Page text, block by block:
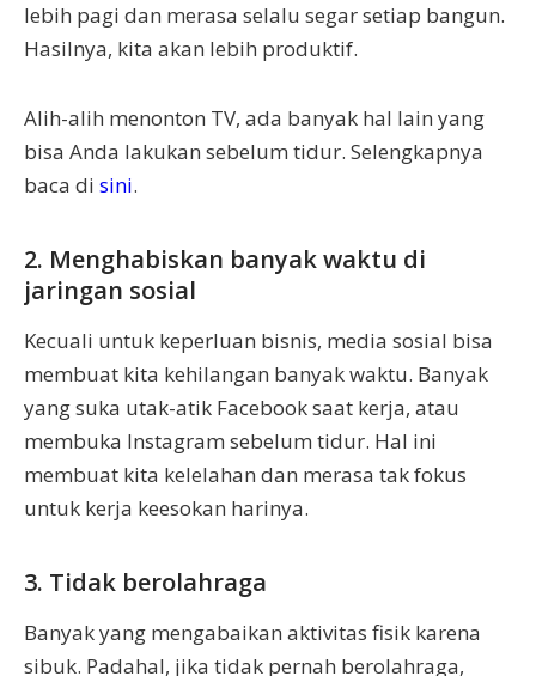
lebih pagi dan merasa selalu segar setiap bangun.
Hasilnya, kita akan lebih produktif.
Alih-alih menonton TV, ada banyak hal lain yang
bisa Anda lakukan sebelum tidur. Selengkapnya
baca di sini.
2. Menghabiskan banyak waktu di
jaringan sosial
Kecuali untuk keperluan bisnis, media sosial bisa
membuat kita kehilangan banyak waktu. Banyak
yang suka utak-atik Facebook saat kerja, atau
membuka Instagram sebelum tidur. Hal ini
membuat kita kelelahan dan merasa tak fokus
untuk kerja keesokan harinya.
3. Tidak berolahraga
Banyak yang mengabaikan aktivitas fisik karena
sibuk. Padahal, jika tidak pernah berolahraga,